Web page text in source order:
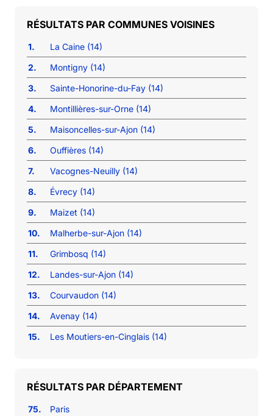
COMMUNES VOISINES
1.
La Caine (14)
2.
Montigny (14)
3.
Sainte-Honorine-du-Fay (14)
4.
Montillières-sur-Orne (14)
5.
Maisoncelles-sur-Ajon (14)
6.
Ouffières (14)
7.
Vacognes-Neuilly (14)
8.
Évrecy (14)
9.
Maizet (14)
10.
Malherbe-sur-Ajon (14)
11.
Grimbosq (14)
12.
Landes-sur-Ajon (14)
13.
Courvaudon (14)
14.
Avenay (14)
15.
Les Moutiers-en-Cinglais (14)
RÉSULTATS PAR DÉPARTEMENT
75.
Paris